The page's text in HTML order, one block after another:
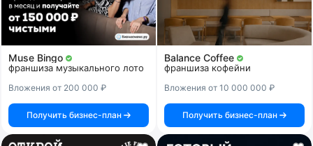
Muse Bingo
франшиза музыкального лото
Вложения от 200 000 ₽
Получить бизнес-план
Balance Coffee
франшиза кофейни
Вложения от 10 000 000 ₽
Получить бизнес-план